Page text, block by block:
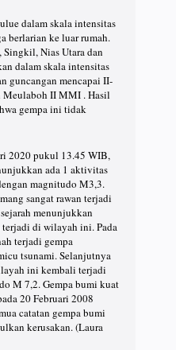
dalam skala intensitas
berlarian ke luar rumah.
Singkil, Nias Utara dan
dalam skala intensitas
guncangan mencapai II-
Meulaboh II MMI . Hasil
gempa ini tidak
2020 pukul 13.45 WIB,
ada 1 aktivitas
magnitudo M3,3.
sangat rawan terjadi
menunjukkan
terjadi di wilayah ini. Pada
terjadi gempa
tsunami. Selanjutnya
ini kembali terjadi
M 7,2. Gempa bumi kuat
20 Februari 2008
catatan gempa bumi
kerusakan. (Laura